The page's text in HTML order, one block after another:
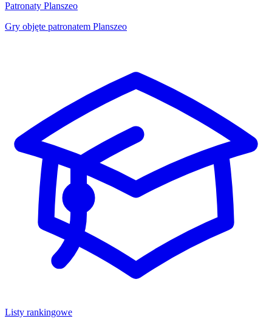
Patronaty Planszeo
Gry objęte patronatem Planszeo
Listy rankingowe